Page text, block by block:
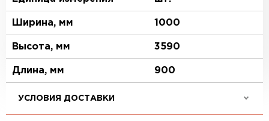
Ширина, мм 1000
Высота, мм 3590
Длина, мм 900
УСЛОВИЯ ДОСТАВКИ